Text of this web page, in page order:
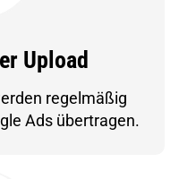
Upload
regelmäßig
Ads übertragen.